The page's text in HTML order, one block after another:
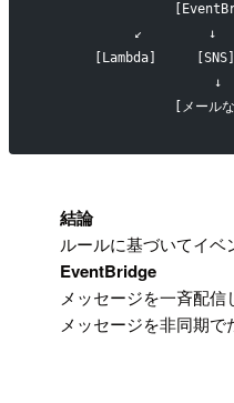
[EventBridge]　←
↙　　　　　↓　　
[Lambda]　　　[SNS]　
↓　　　　
[メールなど]　[受
結論
ルールに基づいてイ
EventBridge
メッセージを一斉配
メッセージを非同期